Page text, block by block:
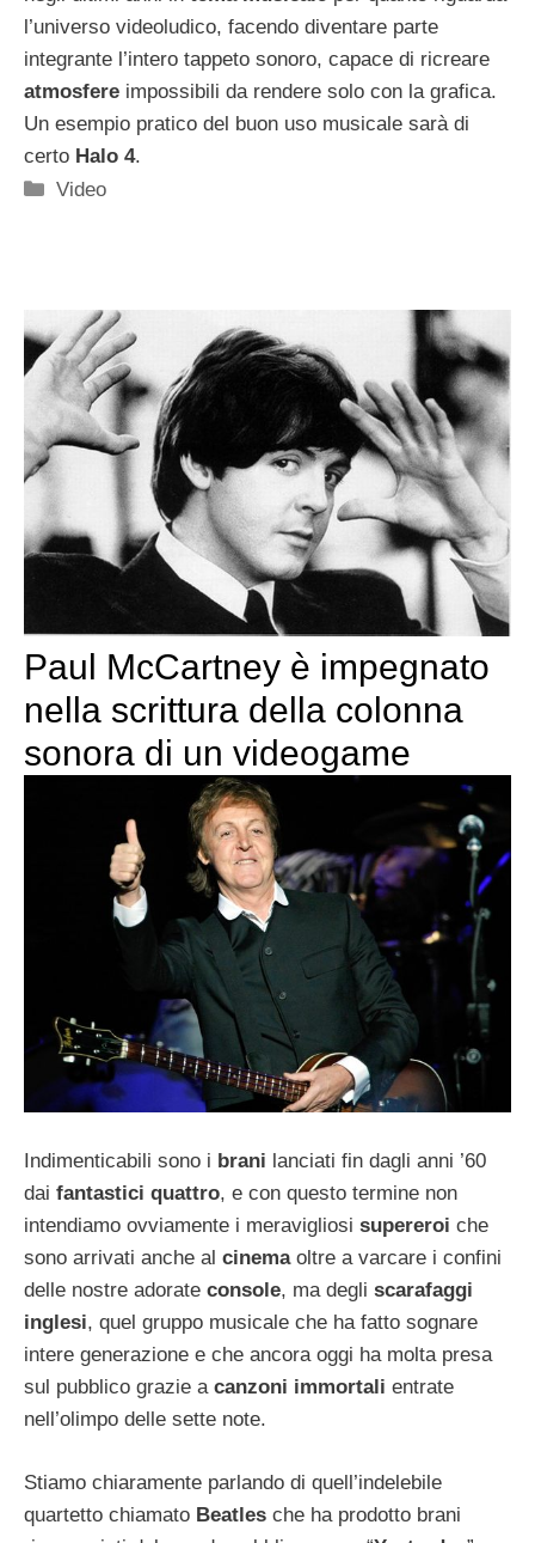
l’universo videoludico, facendo diventare parte
integrante l’intero tappeto sonoro, capace di ricreare
atmosfere impossibili da rendere solo con la grafica.
Un esempio pratico del buon uso musicale sarà di
certo Halo 4.
Categorie
Video
Paul McCartney è impegnato
nella scrittura della colonna
sonora di un videogame
Indimenticabili sono i brani lanciati fin dagli anni ’60
dai fantastici quattro, e con questo termine non
intendiamo ovviamente i meravigliosi supereroi che
sono arrivati anche al cinema oltre a varcare i confini
delle nostre adorate console, ma degli scarafaggi
inglesi, quel gruppo musicale che ha fatto sognare
intere generazione e che ancora oggi ha molta presa
sul pubblico grazie a canzoni immortali entrate
nell’olimpo delle sette note.
Stiamo chiaramente parlando di quell’indelebile
quartetto chiamato Beatles che ha prodotto brani